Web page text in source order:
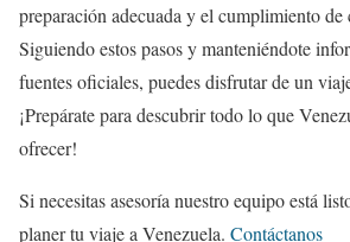
preparación adecuada y el cumplimiento de
Siguiendo estos pasos y manteniéndote
fuentes oficiales, puedes disfrutar de un
¡Prepárate para descubrir todo lo que
ofrecer!
Si necesitas asesoría nuestro equipo está
planer tu viaje a Venezuela. Contáctanos